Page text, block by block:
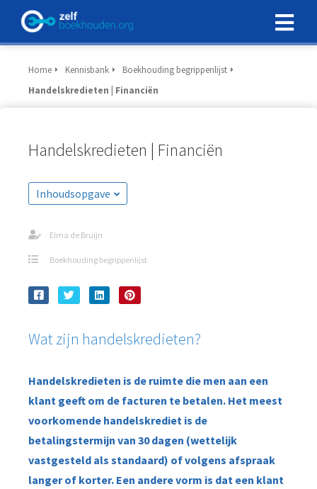
Home Kennisbank
Boekhouding begrippenlijst
Handelskredieten | Financiën
Handelskredieten | Financiën
Inhoudsopgave
Elma de Bruijn
Boekhouding begrippenlijst
Wat zijn handelskredieten?
Handelskredieten is de ruimte die men aan een
klant geeft om de facturen te betalen. Het meest
voorkomende handelskrediet is de
betalingstermijn van 30 dagen (wettelijk
vastgesteld als standaard) of volgens afspraak
langer of korter. Een andere vorm is dat een klant